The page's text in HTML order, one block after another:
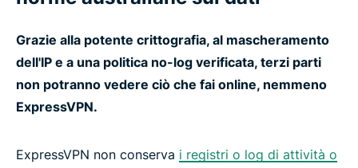
Grazie alla potente crittografia, al mascheramento
dell'IP e a una politica no-log verificata, terzi parti
non potranno vedere ciò che fai online, nemmeno
ExpressVPN.
ExpressVPN non conserva i registri o log di attività o